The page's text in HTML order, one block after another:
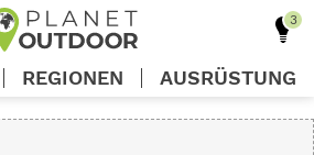
REGIONEN AUSRÜSTUNG